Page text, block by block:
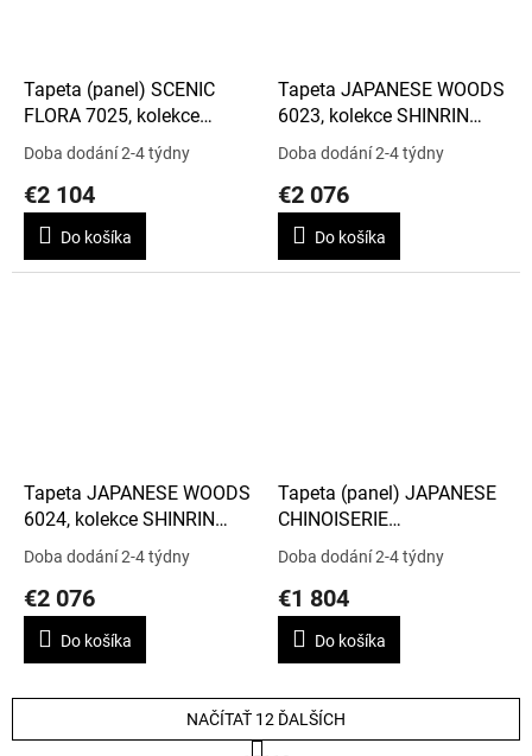
Tapeta (panel) SCENIC
FLORA 7025, kolekce
SHINRIN YOKU
Doba dodání 2-4 týdny
€2 104
Do košíka
Tapeta JAPANESE WOODS
6023, kolekce SHINRIN
YOKU
Doba dodání 2-4 týdny
€2 076
Do košíka
Tapeta JAPANESE WOODS
6024, kolekce SHINRIN
YOKU
Doba dodání 2-4 týdny
€2 076
Do košíka
Tapeta (panel) JAPANESE
CHINOISERIE
GRASSCLOTH 5017,
kolekce SHINRIN YOKU
Doba dodání 2-4 týdny
€1 804
Do košíka
NAČÍTAŤ 12 ĎALŠÍCH